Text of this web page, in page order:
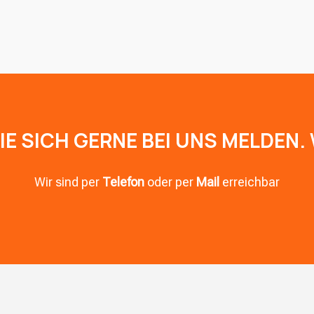
SICH GERNE BEI UNS
Wir sind per Telefon oder per Mail erreichbar